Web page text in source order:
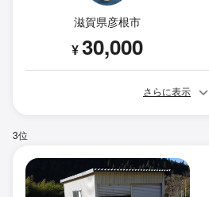
滋賀県彦根市
¥30,000
さらに表示
3位